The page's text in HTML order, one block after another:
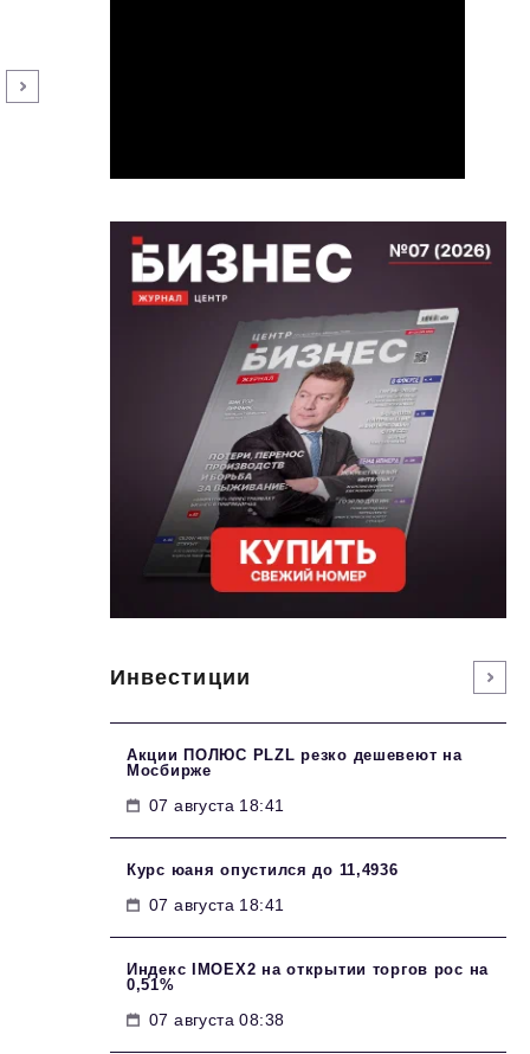
Инвестиции
Акции ПОЛЮС PLZL резко дешевеют на
Мосбирже
07 августа 18:41
Курс юаня опустился до 11,4936
07 августа 18:41
Индекс IMOEX2 на открытии торгов рос на
0,51%
07 августа 08:38